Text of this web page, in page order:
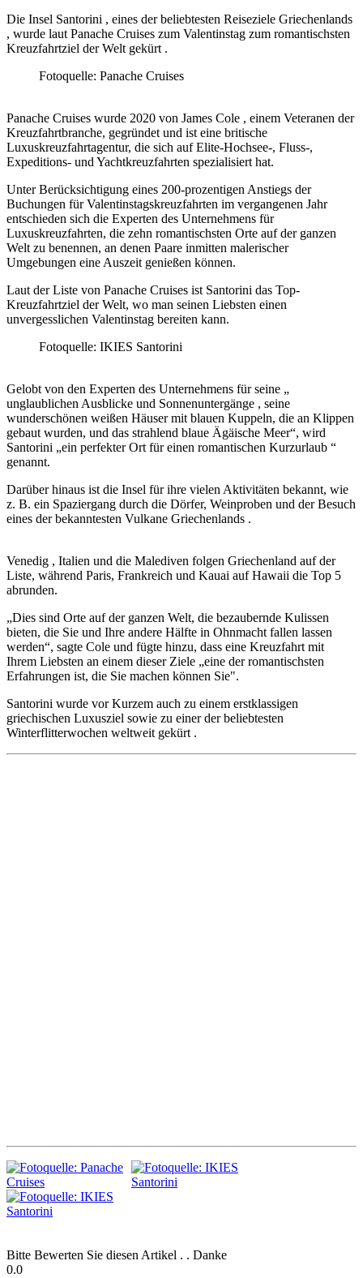
Die Insel Santorini , eines der beliebtesten Reiseziele Griechenlands
, wurde laut Panache Cruises zum Valentinstag zum romantischsten
Kreuzfahrtziel der Welt gekürt .
Fotoquelle: Panache Cruises
Panache Cruises wurde 2020 von James Cole , einem Veteranen der
Kreuzfahrtbranche, gegründet und ist eine britische
Luxuskreuzfahrtagentur, die sich auf Elite-Hochsee-, Fluss-,
Expeditions- und Yachtkreuzfahrten spezialisiert hat.
Unter Berücksichtigung eines 200-prozentigen Anstiegs der
Buchungen für Valentinstagskreuzfahrten im vergangenen Jahr
entschieden sich die Experten des Unternehmens für
Luxuskreuzfahrten, die zehn romantischsten Orte auf der ganzen
Welt zu benennen, an denen Paare inmitten malerischer
Umgebungen eine Auszeit genießen können.
Laut der Liste von Panache Cruises ist Santorini das Top-
Kreuzfahrtziel der Welt, wo man seinen Liebsten einen
unvergesslichen Valentinstag bereiten kann.
Fotoquelle: IKIES Santorini
Gelobt von den Experten des Unternehmens für seine „
unglaublichen Ausblicke und Sonnenuntergänge , seine
wunderschönen weißen Häuser mit blauen Kuppeln, die an Klippen
gebaut wurden, und das strahlend blaue Ägäische Meer“, wird
Santorini „ein perfekter Ort für einen romantischen Kurzurlaub “
genannt.
Darüber hinaus ist die Insel für ihre vielen Aktivitäten bekannt, wie
z. B. ein Spaziergang durch die Dörfer, Weinproben und der Besuch
eines der bekanntesten Vulkane Griechenlands .
Venedig , Italien und die Malediven folgen Griechenland auf der
Liste, während Paris, Frankreich und Kauai auf Hawaii die Top 5
abrunden.
„Dies sind Orte auf der ganzen Welt, die bezaubernde Kulissen
bieten, die Sie und Ihre andere Hälfte in Ohnmacht fallen lassen
werden“, sagte Cole und fügte hinzu, dass eine Kreuzfahrt mit
Ihrem Liebsten an einem dieser Ziele „eine der romantischsten
Erfahrungen ist, die Sie machen können Sie".
Santorini wurde vor Kurzem auch zu einem erstklassigen
griechischen Luxusziel sowie zu einer der beliebtesten
Winterflitterwochen weltweit gekürt .
Bitte Bewerten Sie diesen Artikel . . Danke
0.0